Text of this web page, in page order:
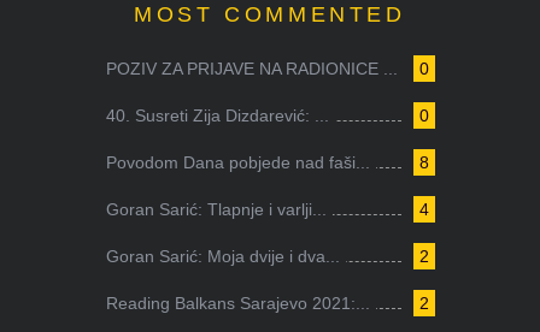
MOST COMMENTED
0
POZIV ZA PRIJAVE NA RADIONICE ...
0
40. Susreti Zija Dizdarević: ...
8
Povodom Dana pobjede nad faši...
4
Goran Sarić: Tlapnje i varlji...
2
Goran Sarić: Moja dvije i dva...
2
Reading Balkans Sarajevo 2021:...